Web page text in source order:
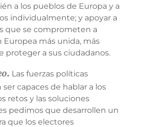
a los pueblos de Europa y a
individualmente; y apoyar a
que se comprometen a
más unida, más
proteger a sus ciudadanos.
Las fuerzas políticas
capaces de hablar a los
retos y las soluciones
pedimos que desarrollen un
que los electores